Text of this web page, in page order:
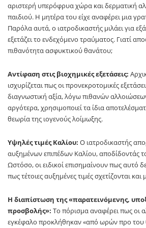
αριστερή υπερόφρυα χώρα και δερματική
παιδιού. Η μητέρα του είχε αναφέρει μια
Παρόλα αυτά, ο ιατροδικαστής μιλάει για
εξετάζει το ενδεχόμενο τραύματος. Γιατί
πιθανότητα ασφυκτικού θανάτου;
Αντίφαση στις βιοχημικές εξετάσεις:
ισχυρίζεται πως οι προνεκροτομικές
διαγνωστική αξία, λόγω πιθανών
αργότερα, χρησιμοποιεί τα ίδια
θεωρία της ιογενούς λοίμωξης.
Υψηλές τιμές Καλίου: Ο ιατροδικαστής
αυξημένων επιπέδων Καλίου, αποδίδοντάς
Ωστόσο, οι ειδικοί επισημαίνουν πως αυτό
πως τέτοιες αυξημένες τιμές σχετίζονται και
Η διαπίστωση της «παρατεινόμενης,
προσβολής»: Το πόρισμα αναφέρει πως οι
εγκέφαλο προκλήθηκαν «από ωρών προ του